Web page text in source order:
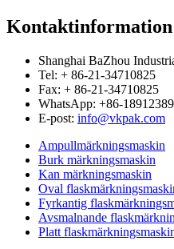
Kontaktinformation
Shanghai BaZhou
Tel: + 86-21-34710825
Fax: + 86-21-34710825
WhatsApp: +86-
E-post: info@vkpak.com
Ampullmärkningsmaskin
Burk märkningsmaskin
Kan märkningsmaskin
Oval
Fyrkantig
Avsmalnande
Platt